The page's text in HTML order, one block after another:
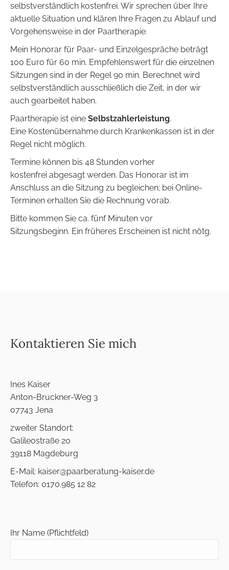
selbstverständlich kostenfrei. Wir sprechen über Ihre
aktuelle Situation und klären Ihre Fragen zu Ablauf und
Vorgehensweise in der Paartherapie.
Mein Honorar für Paar- und Einzelgespräche beträgt
100 Euro für 60 min. Empfehlenswert für die einzelnen
Sitzungen sind in der Regel 90 min. Berechnet wird
selbstverständlich ausschließlich die Zeit, in der wir
auch gearbeitet haben.
Paartherapie ist eine Selbstzahlerleistung.
Eine Kostenübernahme durch Krankenkassen ist in der
Regel nicht möglich.
Termine können bis 48 Stunden vorher
kostenfrei abgesagt werden. Das Honorar ist im
Anschluss an die Sitzung zu begleichen; bei Online-
Terminen erhalten Sie die Rechnung vorab.
Bitte kommen Sie ca. fünf Minuten vor
Sitzungsbeginn. Ein früheres Erscheinen ist nicht nötg.
Kontaktieren Sie mich
Ines Kaiser
Anton-Bruckner-Weg 3
07743 Jena
zweiter Standort:
Galileostraße 20
39118 Magdeburg
E-Mail: kaiser@paarberatung-kaiser.de
Telefon: 0170.985 12 82
Ihr Name (Pflichtfeld)